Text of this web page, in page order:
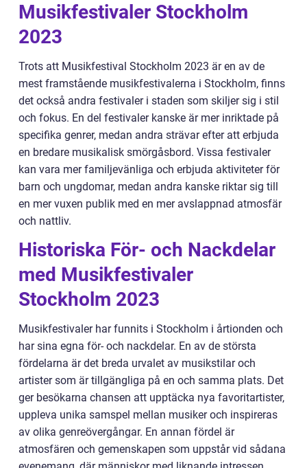
Musikfestivaler Stockholm
2023
Trots att Musikfestival Stockholm 2023 är en av de
mest framstående musikfestivalerna i Stockholm, finns
det också andra festivaler i staden som skiljer sig i stil
och fokus. En del festivaler kanske är mer inriktade på
specifika genrer, medan andra strävar efter att erbjuda
en bredare musikalisk smörgåsbord. Vissa festivaler
kan vara mer familjevänliga och erbjuda aktiviteter för
barn och ungdomar, medan andra kanske riktar sig till
en mer vuxen publik med en mer avslappnad atmosfär
och nattliv.
Historiska För- och Nackdelar
med Musikfestivaler
Stockholm 2023
Musikfestivaler har funnits i Stockholm i årtionden och
har sina egna för- och nackdelar. En av de största
fördelarna är det breda urvalet av musikstilar och
artister som är tillgängliga på en och samma plats. Det
ger besökarna chansen att upptäcka nya favoritartister,
uppleva unika samspel mellan musiker och inspireras
av olika genreövergångar. En annan fördel är
atmosfären och gemenskapen som uppstår vid sådana